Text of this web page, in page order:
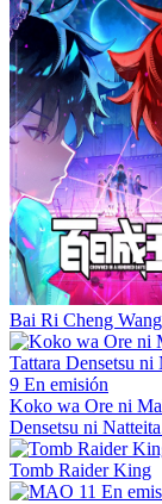
Bai Ri Cheng Wang
9 En emisión
Koko wa Ore ni
Densetsu ni
Tomb Raider King
11 En